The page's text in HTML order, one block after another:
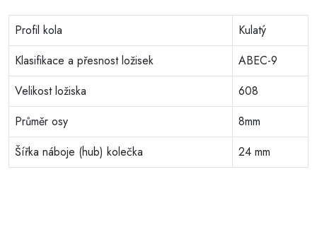
Profil kola
Kulatý
Klasifikace a přesnost ložisek
ABEC-9
Velikost ložiska
608
Průměr osy
8mm
Šířka náboje (hub) kolečka
24 mm